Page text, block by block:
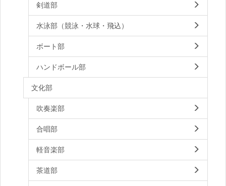
剣道部
水泳部（競泳・水球・飛込）
ボート部
ハンドボール部
文化部
吹奏楽部
合唱部
軽音楽部
茶道部